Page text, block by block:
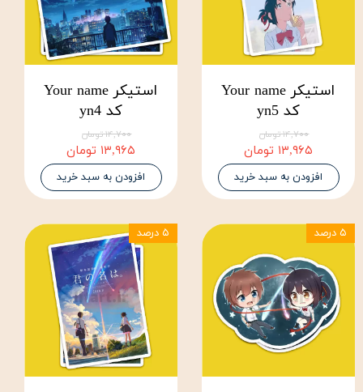
استیکر Your name
کد yn5
۱۴,۷۰۰ تومان
۱۳,۹۶۵ تومان
افزودن به سبد خرید
استیکر Your name
کد yn4
۱۴,۷۰۰ تومان
۱۳,۹۶۵ تومان
افزودن به سبد خرید
۵ درصد ۵ درصد